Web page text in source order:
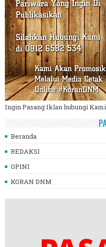
Ingin Pasang Iklan hubungi Kami
Beranda
REDAKSI
OPINI
KORAN DNM